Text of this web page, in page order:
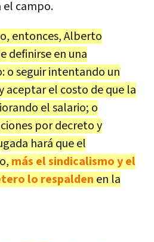
el campo.
entonces, Alberto
definirse en una
o seguir intentando un
aceptar el costo de que la
el salario; o
por decreto y
hará que el
más el sindicalismo y el
lo respalden en la